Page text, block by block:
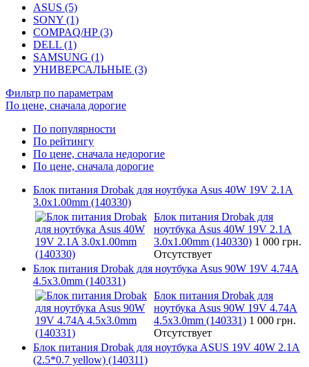
ASUS (5)
SONY (1)
COMPAQ/HP (3)
DELL (1)
SAMSUNG (1)
УНИВЕРСАЛЬНЫЕ (3)
Фильтр по параметрам
По цене, сначала дорогие
По популярности
По рейтингу
По цене, сначала недорогие
По цене, сначала дорогие
Блок питания Drobak для ноутбука Asus 40W 19V 2.1A
3.0x1.00mm (140330)
Блок питания Drobak для
ноутбука Asus 40W 19V 2.1A
3.0x1.00mm (140330) 1 000 грн.
Отсутствует
Блок питания Drobak для ноутбука Asus 90W 19V 4.74A
4.5x3.0mm (140331)
Блок питания Drobak для
ноутбука Asus 90W 19V 4.74A
4.5x3.0mm (140331) 1 000 грн.
Отсутствует
Блок питания Drobak для ноутбука ASUS 19V 40W 2.1A
(2.5*0.7 yellow) (140311)